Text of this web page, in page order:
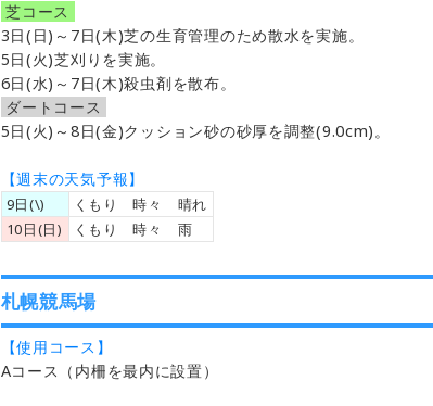
芝コース
3日(日)～7日(木)芝の生育管理のため散水を実施。
5日(火)芝刈りを実施。
6日(水)～7日(木)殺虫剤を散布。
ダートコース
5日(火)～8日(金)クッション砂の砂厚を調整(9.0cm)。
【週末の天気予報】
9日(\)
くもり 時々 晴れ
10日(日)
くもり 時々 雨
札幌競馬場
【使用コース】
Aコース（内柵を最内に設置）